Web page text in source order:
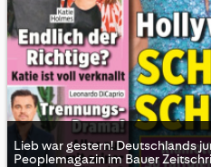
Lieb war gestern! Deutschlands
Peoplemagazin im Bauer